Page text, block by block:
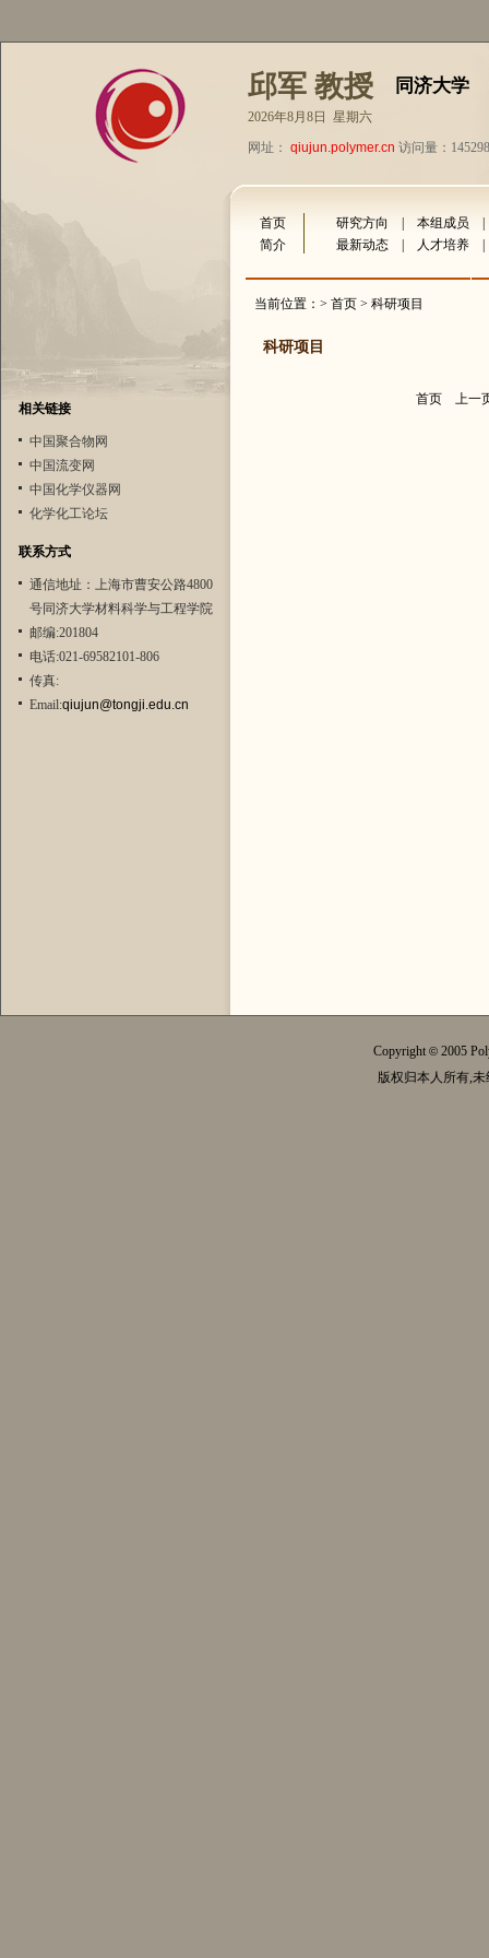
邱军 教授 同济大学
2026年8月8日 星期六
网址： qiujun.polymer.cn 访问量：145298
相关链接
中国聚合物网
中国流变网
中国化学仪器网
化学化工论坛
联系方式
通信地址：上海市曹安公路4800
号同济大学材料科学与工程学院
邮编:201804
电话:021-69582101-806
传真:
Email:qiujun@tongji.edu.cn
首页 研究方向 本组成员
简介
最新动态 人才培养
当前位置：> 首页 > 科研项目
科研项目
首页 上一
Copyright© 2005
版权归本人所有,